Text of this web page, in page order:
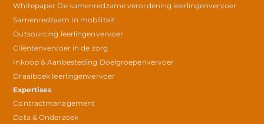
Whitepaper De samenredzame verordening leerlingenvervoer
Samenredzaam in mobiliteit
Outsourcing leerlingenvervoer
Cliëntenvervoer in de zorg
Inkoop & Aanbesteding Doelgroepenvervoer
Draaiboek leerlingenvervoer
Expertises
Contractmanagement
Data & Onderzoek